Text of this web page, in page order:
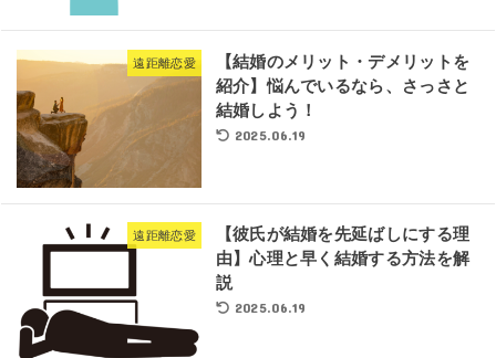
遠距離恋愛
【結婚のメリット・デメリットを
紹介】悩んでいるなら、さっさと
結婚しよう！
2025.06.19
遠距離恋愛
【彼氏が結婚を先延ばしにする理
由】心理と早く結婚する方法を解
説
2025.06.19